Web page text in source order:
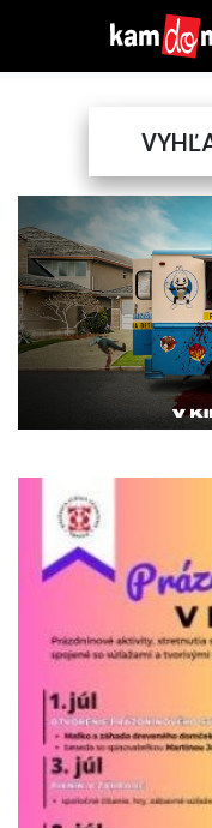
Previous